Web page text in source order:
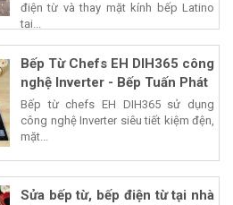
điện từ và thay mặt kính bếp Latino
tại...
Bếp Từ Chefs EH DIH365 công
nghệ Inverter - Bếp Tuấn Phát
Bếp từ chefs EH DIH365 sử dụng
công nghệ Inverter siêu tiết kiệm đện,
mặt...
Sửa bếp từ, bếp điện từ tại nhà